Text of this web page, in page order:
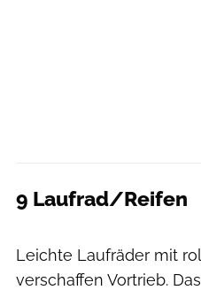
9 Laufrad/Reifen
Leichte Laufräder mit
verschaffen Vortrieb.